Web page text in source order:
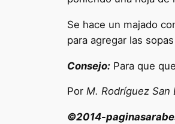
Se hace un majado
para agregar las
Consejo: Para que
Por M. Rodríguez San
©2014-